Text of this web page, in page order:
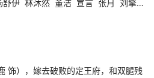
舒伊 林沐然 董洁 宣言 张月 刘擎 邱
饰），嫁去破败的定王府，和双腿残